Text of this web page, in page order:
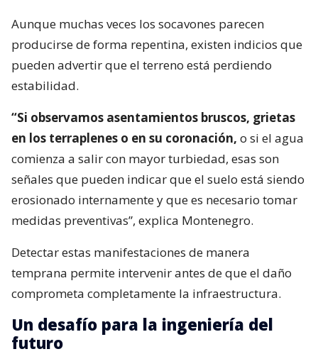
Aunque muchas veces los socavones parecen
producirse de forma repentina, existen indicios que
pueden advertir que el terreno está perdiendo
estabilidad.
“Si observamos asentamientos bruscos, grietas
en los terraplenes o en su coronación, o si el agua
comienza a salir con mayor turbiedad, esas son
señales que pueden indicar que el suelo está siendo
erosionado internamente y que es necesario tomar
medidas preventivas”, explica Montenegro.
Detectar estas manifestaciones de manera
temprana permite intervenir antes de que el daño
comprometa completamente la infraestructura.
Un desafío para la ingeniería del
futuro